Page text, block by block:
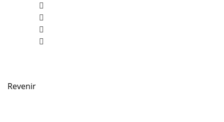
Revenir